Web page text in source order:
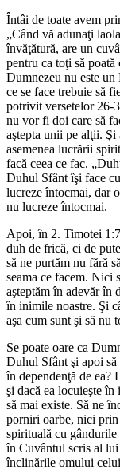
Întâi de toate avem
„Când vă adunaţi
învăţătură, are un
pentru ca toţi să
Dumnezeu nu este
ce se face trebuie să
potrivit versetelor 26-
nu vor fi doi care să
aştepta unii pe alţii.
asemenea lucrării
facă ceea ce fac. „
Duhul Sfânt îşi face
lucreze întocmai, dar
nu lucreze întocmai.
Apoi, în 2. Timotei 1:7
duh de frică, ci de
să ne purtăm nu fără
seama ce facem. Nici
aşteptăm în adevăr în
în inimile noastre. Şi
aşa cum sunt şi să nu
Se poate oare ca
Duhul Sfânt şi apoi să
în dependenţă de ea?
şi dacă ea locuieşte în
să mai existe. Să ne
porniri oarbe, nici
spirituală cu gândurile
în Cuvântul scris al
înclinările omului